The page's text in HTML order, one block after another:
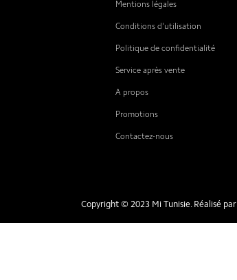
Mentions légales
Conditions d'utilisation
Politique de confidentialité
Service après vente
A propos
Promotions
Contactez-nous
Copyright © 2023 Mi Tunisie. Réalisé par